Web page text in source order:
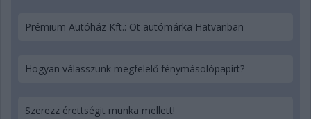
Prémium Autóház Kft.: Öt autómárka Hatvanban
Hogyan válasszunk megfelelő fénymásolópapírt?
Szerezz érettségit munka mellett!